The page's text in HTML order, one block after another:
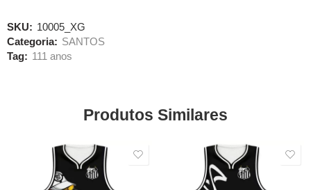
SKU: 10005_XG
Categoria: SANTOS
Tag: 111 anos
Produtos Similares